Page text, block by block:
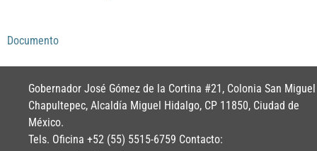
Documento
Gobernador José Gómez de la Cortina #21, Colonia San Miguel
Chapultepec, Alcaldía Miguel Hidalgo, CP 11850, Ciudad de
México.
Tels. Oficina +52 (55) 5515-6759 Contacto: